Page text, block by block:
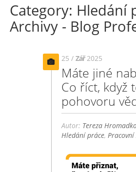
Category: Hledání
Archivy - Blog
25 /Zář 2025
Máte jiné
Co říct, když
pohovoru
Autor: Tereza
Hledání práce,